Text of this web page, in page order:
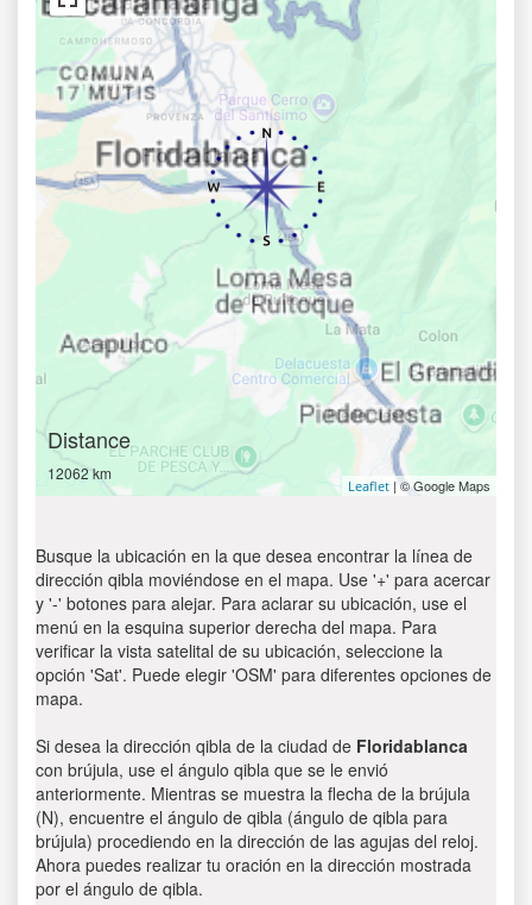
Distance
12062 km
Leaflet | © Google Maps
Busque la ubicación en la que desea encontrar la línea de
dirección qibla moviéndose en el mapa. Use '+' para acercar
y '-' botones para alejar. Para aclarar su ubicación, use el
menú en la esquina superior derecha del mapa. Para
verificar la vista satelital de su ubicación, seleccione la
opción 'Sat'. Puede elegir 'OSM' para diferentes opciones de
mapa.
Si desea la dirección qibla de la ciudad de Floridablanca
con brújula, use el ángulo qibla que se le envió
anteriormente. Mientras se muestra la flecha de la brújula
(N), encuentre el ángulo de qibla (ángulo de qibla para
brújula) procediendo en la dirección de las agujas del reloj.
Ahora puedes realizar tu oración en la dirección mostrada
por el ángulo de qibla.